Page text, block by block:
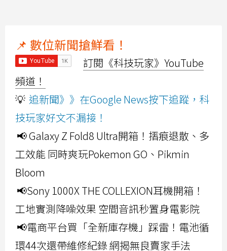
📌 數位新聞搶鮮看！
訂閱《科技玩家》YouTube
頻道！
💡 追新聞》》在Google News按下追蹤，科
技玩家好文不漏接！
📢 Galaxy Z Fold8 Ultra開箱！摺痕退散、多
工效能 同時爽玩Pokemon GO、Pikmin
Bloom
📢Sony 1000X THE COLLEXION耳機開箱！
工地實測降噪效果 空間音訊秒置身電影院
📢電商平台買「全新庫存機」踩雷！電池循
環44次還帶維修紀錄 網揭無良賣家手法